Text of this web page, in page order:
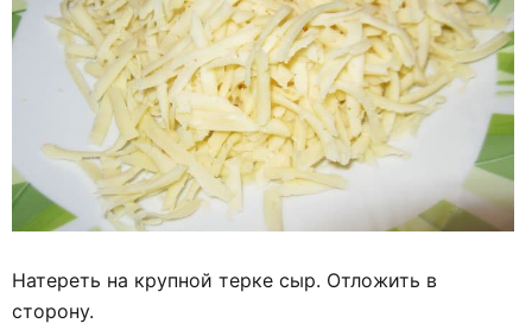
Натереть на крупной терке сыр. Отложить в
сторону.